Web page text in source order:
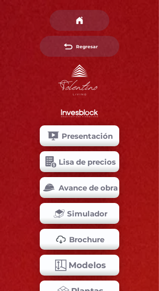
Regresar
Presentación
Lisa de precios
Avance de obra
Simulador
Brochure
Modelos